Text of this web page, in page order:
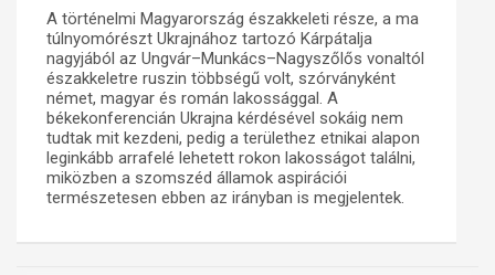
Adatbázis
Emlékművek (feltöltés alatt)
Menekültek
Visszhang
Publikációk
Kapcsolat
Trianon-kommentár
Dokumentumok
A történelmi Magyarország északkeleti része, a ma
túlnyomórészt Ukrajnához tartozó Kárpátalja
nagyjából az Ungvár–Munkács–Nagyszőlős vonaltól
északkeletre ruszin többségű volt, szórványként
német, magyar és román lakossággal. A
békekonferencián Ukrajna kérdésével sokáig nem
tudtak mit kezdeni, pedig a területhez etnikai alapon
leginkább arrafelé lehetett rokon lakosságot találni,
miközben a szomszéd államok aspirációi
természetesen ebben az irányban is megjelentek.